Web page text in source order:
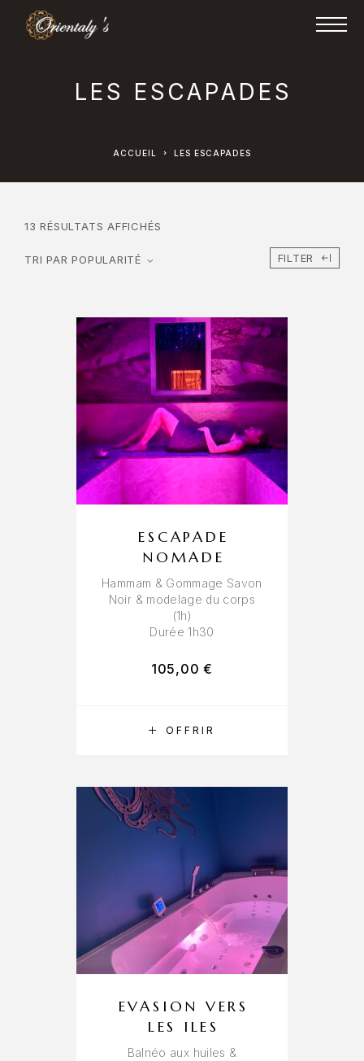
LES ESCAPADES
ACCUEIL LES ESCAPADES
13 RÉSULTATS AFFICHÉS
TRI PAR POPULARITÉ FILTER
RÉSERVER
OFFRIR
ESCAPADE
NOMADE
Hammam & Gommage Savon
Noir & modelage du corps
(1h)
Durée 1h30
105,00€
EVASION VERS
LES ILES
Balnéo aux huiles &